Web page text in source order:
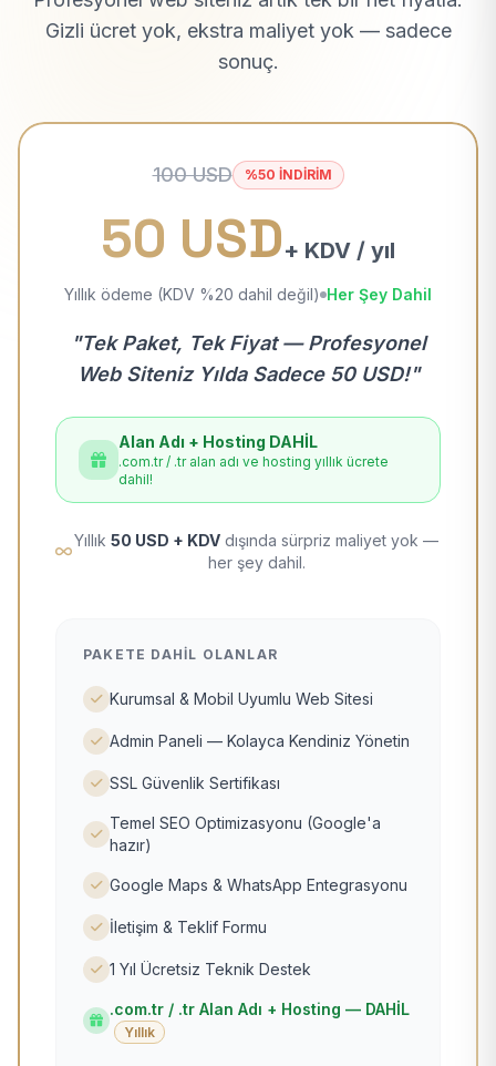
Gizli ücret yok, ekstra maliyet yok — sadece
sonuç.
100 USD %50 İNDİRİM
50 USD+ KDV / yıl
Yıllık ödeme (KDV %20 dahil değil) Her Şey Dahil
"Tek Paket, Tek Fiyat — Profesyonel
Web Siteniz Yılda Sadece 50 USD!"
Alan Adı + Hosting DAHİL
.com.tr / .tr alan adı ve hosting yıllık ücrete
dahil!
Yıllık 50 USD + KDV dışında sürpriz maliyet yok —
her şey dahil.
PAKETE DAHIL OLANLAR
Kurumsal & Mobil Uyumlu Web Sitesi
Admin Paneli — Kolayca Kendiniz Yönetin
SSL Güvenlik Sertifikası
Temel SEO Optimizasyonu (Google'a
hazır)
Google Maps & WhatsApp Entegrasyonu
İletişim & Teklif Formu
1 Yıl Ücretsiz Teknik Destek
.com.tr / .tr Alan Adı + Hosting — DAHİL
Yıllık